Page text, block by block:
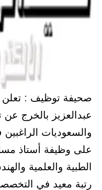
صحيفة توظيف : تعلن
عبدالعزيز بالخرج
والسعوديات
على وظيفة أستاذ
الطبية والعلمية
رتبة معيد في